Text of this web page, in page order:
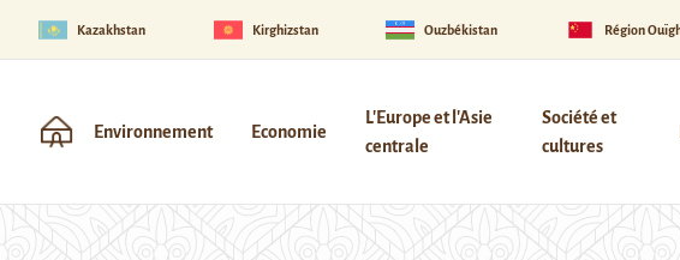
Kazakhstan Kirghizstan Ouzbékistan Région
Environnement Economie
L'Europe et l'Asie
centrale
Société et
cultures